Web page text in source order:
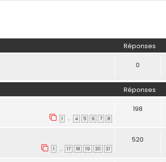
Réponses
0
Réponses
1 … 4 5 6 7 8
198
1 … 17 18 19 20 21
520